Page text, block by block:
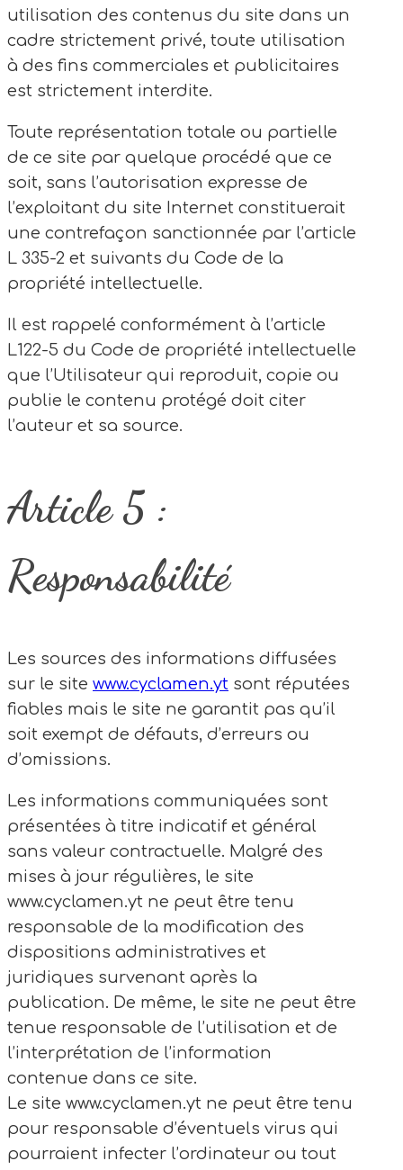
utilisation des contenus du site dans un
cadre strictement privé, toute utilisation
à des fins commerciales et publicitaires
est strictement interdite.
Toute représentation totale ou partielle
de ce site par quelque procédé que ce
soit, sans l’autorisation expresse de
l’exploitant du site Internet constituerait
une contrefaçon sanctionnée par l’article
L 335-2 et suivants du Code de la
propriété intellectuelle.
Il est rappelé conformément à l’article
L122-5 du Code de propriété intellectuelle
que l’Utilisateur qui reproduit, copie ou
publie le contenu protégé doit citer
l’auteur et sa source.
Article 5 :
Responsabilité
Les sources des informations diffusées
sur le site www.cyclamen.yt sont réputées
fiables mais le site ne garantit pas qu’il
soit exempt de défauts, d’erreurs ou
d’omissions.
Les informations communiquées sont
présentées à titre indicatif et général
sans valeur contractuelle. Malgré des
mises à jour régulières, le site
www.cyclamen.yt ne peut être tenu
responsable de la modification des
dispositions administratives et
juridiques survenant après la
publication. De même, le site ne peut être
tenue responsable de l’utilisation et de
l’interprétation de l’information
contenue dans ce site.
Le site www.cyclamen.yt ne peut être tenu
pour responsable d’éventuels virus qui
pourraient infecter l’ordinateur ou tout